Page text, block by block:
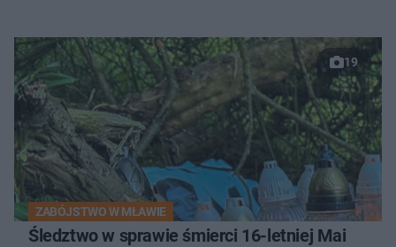
19
ZABÓJSTWO W MŁAWIE
Śledztwo w sprawie śmierci 16-letniej Mai